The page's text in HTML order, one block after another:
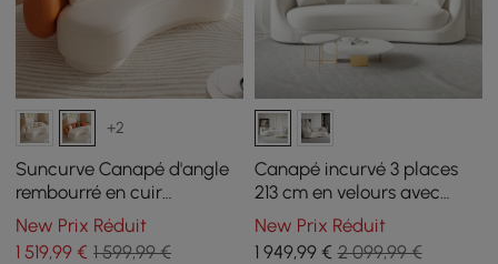
+2
Suncurve Canapé d'angle
rembourré en cuir
performance de 211 cm
avec oreillers
New Prix Réduit
1 519,99 € 1 599,99 €
Canapé incurvé 3 places
213 cm en velours avec
coussins
New Prix Réduit
1 949,99€ 2 099,99 €